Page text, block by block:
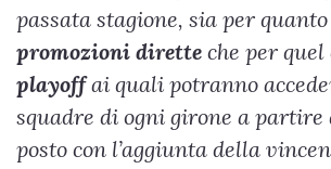
passata stagione, sia per
promozioni dirette che per
playoffai quali potranno
squadre di ogni girone a partire
posto con l’aggiunta della